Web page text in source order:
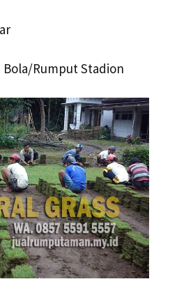
Bola/Rumput Stadion